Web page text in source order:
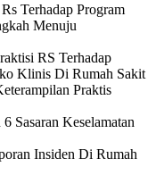
Terhadap Program
Menuju
RS Terhadap
Klinis Di Rumah Sakit
Praktis
Sasaran Keselamatan
Insiden Di Rumah